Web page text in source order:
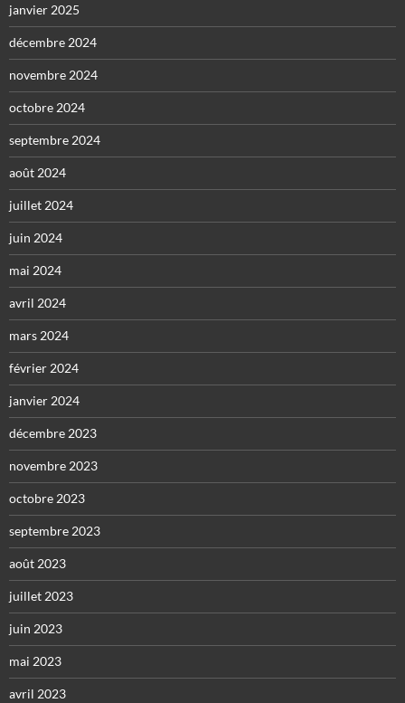
janvier 2025
décembre 2024
novembre 2024
octobre 2024
septembre 2024
août 2024
juillet 2024
juin 2024
mai 2024
avril 2024
mars 2024
février 2024
janvier 2024
décembre 2023
novembre 2023
octobre 2023
septembre 2023
août 2023
juillet 2023
juin 2023
mai 2023
avril 2023